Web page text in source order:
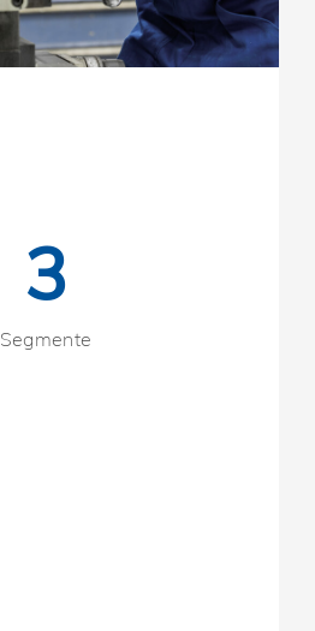
3
Segmente